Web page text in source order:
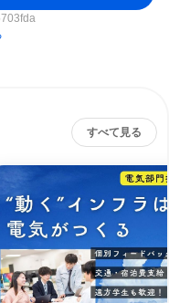
すべて見る